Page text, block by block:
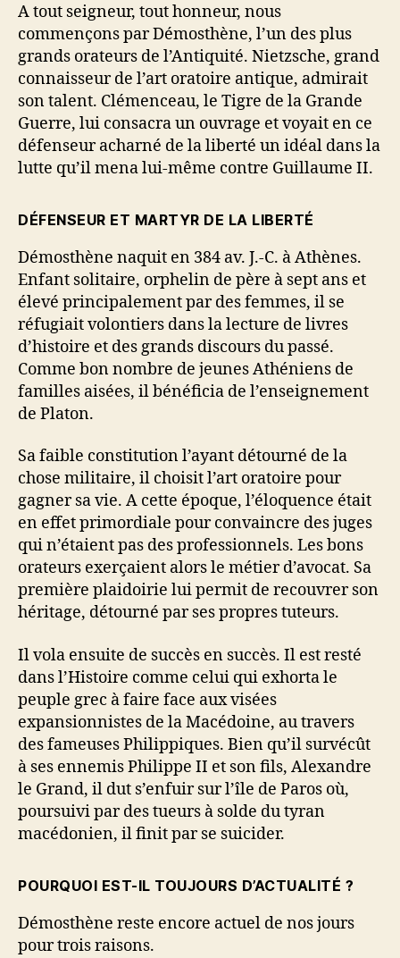
A tout seigneur, tout honneur, nous
commençons par Démosthène, l’un des plus
grands orateurs de l’Antiquité. Nietzsche, grand
connaisseur de l’art oratoire antique, admirait
son talent. Clémenceau, le Tigre de la Grande
Guerre, lui consacra un ouvrage et voyait en ce
défenseur acharné de la liberté un idéal dans la
lutte qu’il mena lui-même contre Guillaume II.
DÉFENSEUR ET MARTYR DE LA LIBERTÉ
Démosthène naquit en 384 av. J.-C. à Athènes.
Enfant solitaire, orphelin de père à sept ans et
élevé principalement par des femmes, il se
réfugiait volontiers dans la lecture de livres
d’histoire et des grands discours du passé.
Comme bon nombre de jeunes Athéniens de
familles aisées, il bénéficia de l’enseignement
de Platon.
Sa faible constitution l’ayant détourné de la
chose militaire, il choisit l’art oratoire pour
gagner sa vie. A cette époque, l’éloquence était
en effet primordiale pour convaincre des juges
qui n’étaient pas des professionnels. Les bons
orateurs exerçaient alors le métier d’avocat. Sa
première plaidoirie lui permit de recouvrer son
héritage, détourné par ses propres tuteurs.
Il vola ensuite de succès en succès. Il est resté
dans l’Histoire comme celui qui exhorta le
peuple grec à faire face aux visées
expansionnistes de la Macédoine, au travers
des fameuses Philippiques. Bien qu’il survécût
à ses ennemis Philippe II et son fils, Alexandre
le Grand, il dut s’enfuir sur l’île de Paros où,
poursuivi par des tueurs à solde du tyran
macédonien, il finit par se suicider.
POURQUOI EST-IL TOUJOURS D’ACTUALITÉ ?
Démosthène reste encore actuel de nos jours
pour trois raisons.